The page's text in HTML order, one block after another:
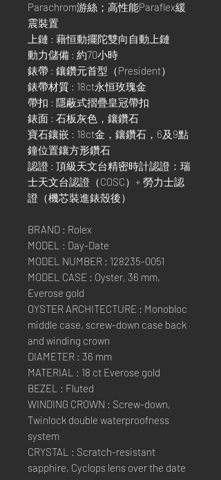
Parachrom游絲；高性能Paraflex緩
震裝置
上鏈 : 藉恒動擺陀雙向自動上鏈
動力儲備 : 約70小時
錶帶 : 鑲鑽元首型（President）
錶帶材質 : 18ct永恒玫瑰金
帶扣 : 隱蔽式摺疊皇冠帶扣
錶面 : 石板灰色，鑲鑽石
寶石鑲嵌 : 18ct金，鑲鑽石，6及9點
鐘位置鑲方形鑽石
認證 : 頂級天文台精密時計認證：瑞
士天文台認證（COSC）+ 勞力士認
證（機芯裝進錶殼後）
BRAND : Rolex
MODEL : Day-Date
MODEL NUMBER : 128235-0051
MODEL CASE : Oyster, 36 mm,
Everose gold
OYSTER ARCHITECTURE : Monobloc
middle case, screw-down case back
and winding crown
DIAMETER : 36 mm
MATERIAL : 18 ct Everose gold
BEZEL : Fluted
WINDING CROWN : Screw-down,
Twinlock double waterproofness
system
CRYSTAL : Scratch-resistant
sapphire, Cyclops lens over the date